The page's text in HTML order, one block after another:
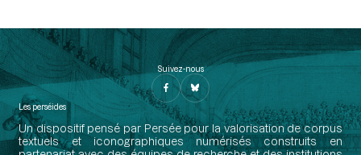
Suivez-nous
Les perséides
Un dispositif pensé par Persée pour la valorisation de corpus
textuels et iconographiques numérisés construits en